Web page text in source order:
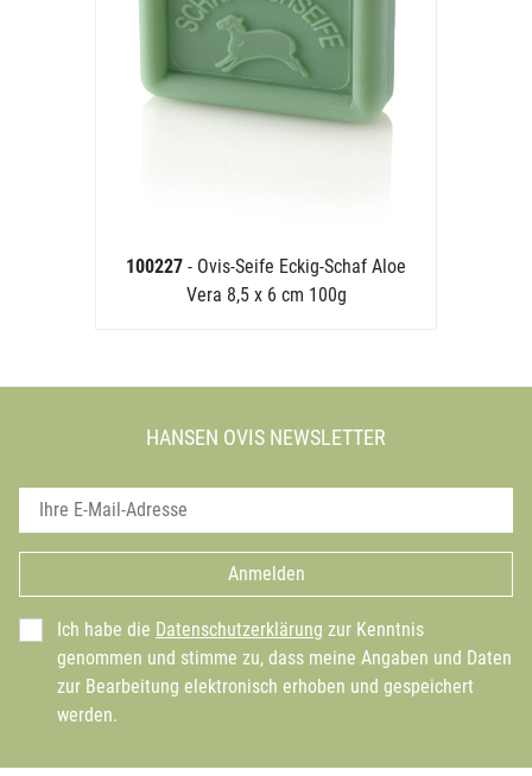
100227 - Ovis-Seife Eckig-Schaf Aloe
Vera 8,5 x 6 cm 100g
HANSEN OVIS NEWSLETTER
Anmelden
Ich habe die Datenschutzerklärung zur Kenntnis
genommen und stimme zu, dass meine Angaben und Daten
zur Bearbeitung elektronisch erhoben und gespeichert
werden.